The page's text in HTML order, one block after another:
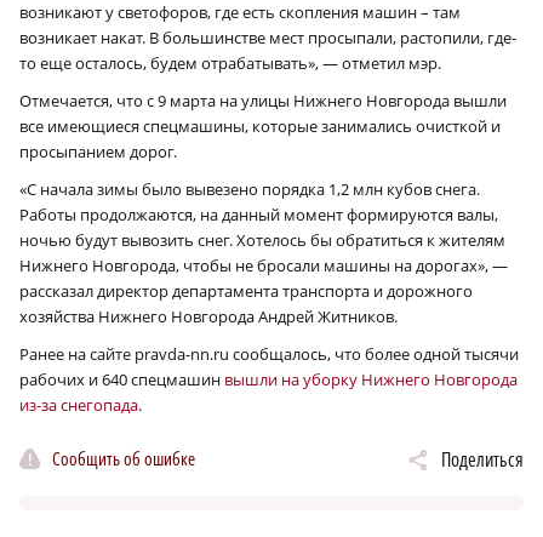
возникают у светофоров, где есть скопления машин – там
возникает накат. В большинстве мест просыпали, растопили, где-
то еще осталось, будем отрабатывать», — отметил мэр.
Отмечается, что с 9 марта на улицы Нижнего Новгорода вышли
все имеющиеся спецмашины, которые занимались очисткой и
просыпанием дорог.
«С начала зимы было вывезено порядка 1,2 млн кубов снега.
Работы продолжаются, на данный момент формируются валы,
ночью будут вывозить снег. Хотелось бы обратиться к жителям
Нижнего Новгорода, чтобы не бросали машины на дорогах», —
рассказал директор департамента транспорта и дорожного
хозяйства Нижнего Новгорода Андрей Житников.
Ранее на сайте pravda-nn.ru сообщалось, что более одной тысячи
рабочих и 640 спецмашин вышли на уборку Нижнего Новгорода
из-за снегопада.
Сообщить об ошибке Поделиться